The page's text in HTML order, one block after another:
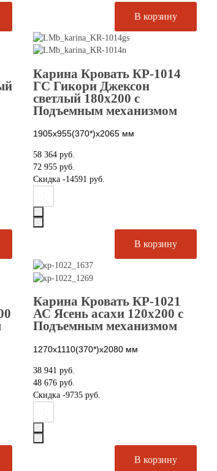
Карина Кровать КР-1014
ГС Гикори Джексон
светлый 180х200 с
Подъемным механизмом
1905х955(370*)х2065 мм
58 364 руб.
72 955 руб.
Скидка -14591 руб.
Карина Кровать КР-1021
АС Ясень асахи 120х200 с
Подъемным механизмом
1270х1110(370*)х2080 мм
38 941 руб.
48 676 руб.
Скидка -9735 руб.